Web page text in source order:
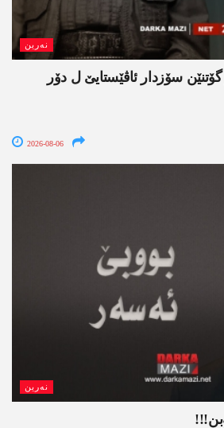
نەرین
سۆزدار ئاڤێستایێ ل دۆر
2026-08-06
نەرین